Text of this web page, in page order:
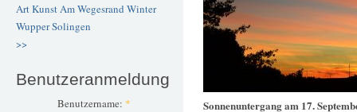
ArtKunstAm Wegesrand Winter
WupperSolingen
>>
Benutzeranmeldung
Benutzername: * Sonnenuntergang am 17.